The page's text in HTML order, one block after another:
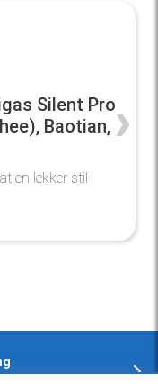
Silent Pro
Baotian,
en lekker stil
›